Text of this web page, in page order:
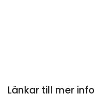
Länkar till mer